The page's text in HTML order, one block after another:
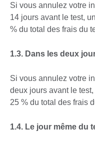
Si vous annulez votre
14 jours avant le test,
% du total des frais du
1.3. Dans les deux
Si vous annulez votre
deux jours avant le
25 % du total des frais
1.4. Le jour même du